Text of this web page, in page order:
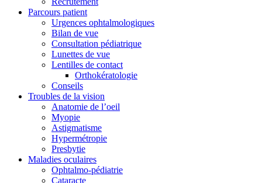
Parcours patient
Urgences ophtalmologiques
Bilan de vue
Consultation pédiatrique
Lunettes de vue
Lentilles de contact
Orthokératologie
Conseils
Troubles de la vision
Anatomie de l’oeil
Myopie
Astigmatisme
Hypermétropie
Presbytie
Maladies oculaires
Ophtalmo-pédiatrie
Cataracte